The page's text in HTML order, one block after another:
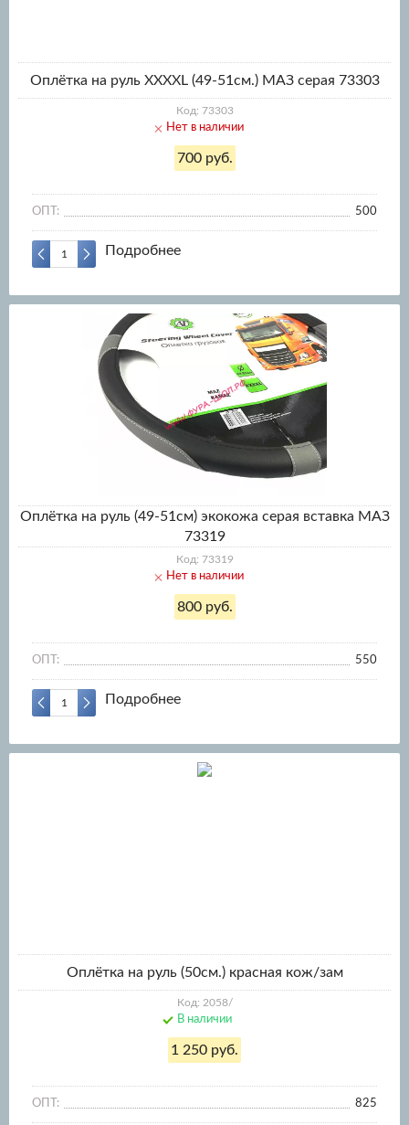
Оплётка на руль XXXХL (49-51см.) МАЗ серая 73303
Код: 73303
Нет в наличии
700 руб.
ОПТ: 500
Подробнее
Оплётка на руль (49-51см) экокожа серая вставка МАЗ
73319
Код: 73319
Нет в наличии
800 руб.
ОПТ: 550
Подробнее
Оплётка на руль (50см.) красная кож/зам
Код: 2058/
В наличии
1 250 руб.
ОПТ: 825